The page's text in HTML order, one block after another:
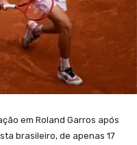
em Roland Garros após
brasileiro, de apenas 17